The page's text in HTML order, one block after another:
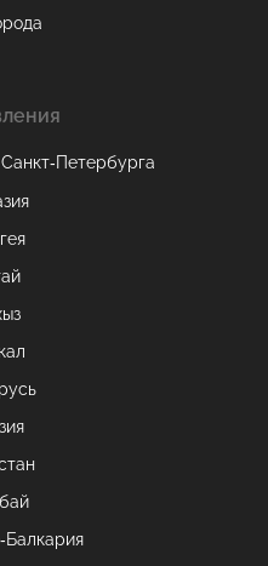
Балкария